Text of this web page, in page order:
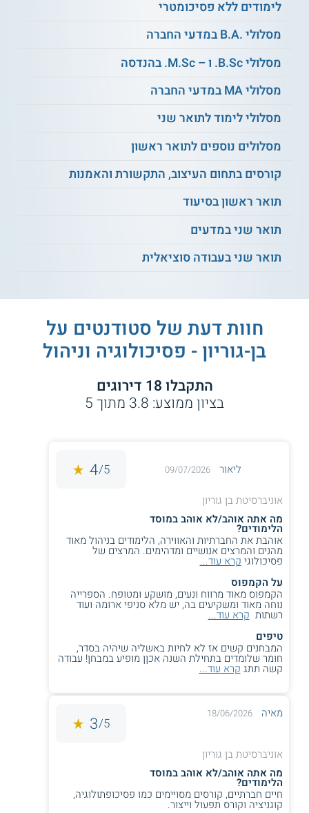
למידע נוסף לחצו:אוניברסיטת בן-גוריון בנגב
לימודים ללא פסיכומטרי
מסלולי .B.A במדעי החברה
מסלולי B.Sc. ו – M.Sc. בהנדסה
מסלולי MA במדעי החברה
מסלולי לימוד לתואר שני
מסלולים נוספים לתואר ראשון
קורסים בתחום העיצוב, התקשורת והאמנות
תואר ראשון בסיעוד
תואר שני במדעים
תואר שני בעבודה סוציאלית
חוות דעת של סטודנטים על
בן-גוריון - פסיכולוגיה וניהול
התקבלו 18 דירוגים
בציון ממוצע: 3.8 מתוך5
ליאור 09/07/2026
5/
4
אוניברסיטת בן גוריון
מה אתה אוהב/לא אוהב במוסד
הלימודים?
אוהבת את החברתיות והאווירה, הלימודים בניהול מאוד
מהנים והמרצים אנושיים ומדהימים. המרצים של
פסיכולוגי קרא עוד...
על הקמפוס
הקמפוס מאוד מרווח ונעים, מושקע ומטופח. הספרייה
נוחה מאוד ומשקיעים בה, יש מלא סניפי ארומה ועוד
רשתות קרא עוד...
טיפים
המבחנים קשים אז לא לחיות באשליה שיהיה בסדר,
חומר שלומדים בתחילת השנה אכןן מופיע במבחן! עבודה
קשה תתג קרא עוד...
מאיה 18/06/2026
5/
3
אוניברסיטת בן גוריון
מה אתה אוהב/לא אוהב במוסד
הלימודים?
חיים חברתיים, קורסים מסויימים כמו פסיכופתולוגיה,
קוגניציה וקורס תפעול וייצור.